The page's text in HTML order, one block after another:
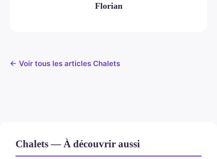
Florian
← Voir tous les articles Chalets
Chalets — À découvrir aussi